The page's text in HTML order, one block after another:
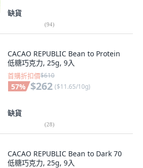
缺貨
(94)
CACAO REPUBLIC Bean to Protein
低糖巧克力, 25g, 9入
首購折扣價$610
57% $262 ($11.65/10g)
缺貨
(28)
CACAO REPUBLIC Bean to Dark 70
低糖巧克力, 25g, 9入